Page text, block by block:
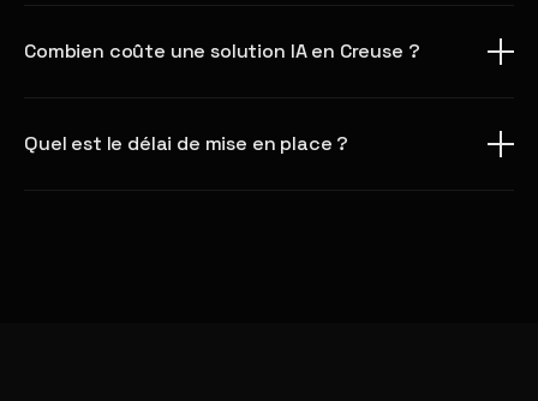
Combien coûte une solution IA en Creuse ?
Quel est le délai de mise en place ?